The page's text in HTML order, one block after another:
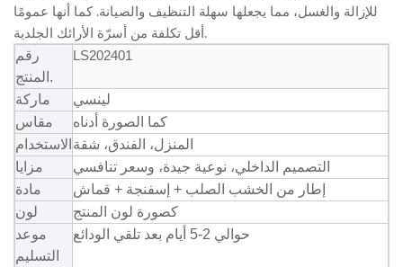
للإزالة والغسل، مما يجعلها سهلة التنظيف والصيانة. كما أنها عمومًا
أقل تكلفة من أسرّة الأرائك الجلدية.
رقم
المنتج.
LS202401
ماركة
لينسي
مقاس
كما الصورة أدناه
الاستخدام المنزل، الفندق، شقة
مزايا
التصميم الداخلي، نوعية جيدة، وسعر تنافسي
مادة
إطار من الخشب الصلب + إسفنجة + قماش
لون
كصورة لون المنتج
موعد
التسليم
حوالي 2-5 أيام بعد تلقي الودائع